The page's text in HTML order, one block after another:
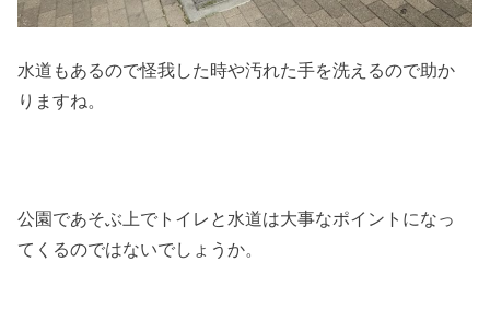
水道もあるので怪我した時や汚れた手を洗えるので助か
りますね。
公園であそぶ上でトイレと水道は大事なポイントになっ
てくるのではないでしょうか。